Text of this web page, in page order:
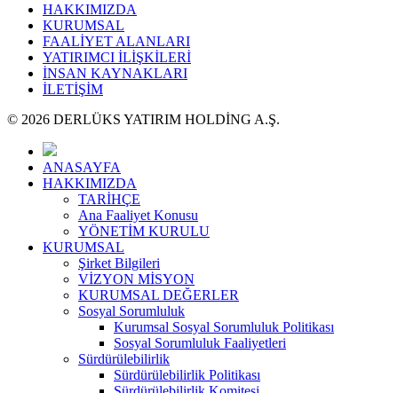
HAKKIMIZDA
KURUMSAL
FAALİYET ALANLARI
YATIRIMCI İLİŞKİLERİ
İNSAN KAYNAKLARI
İLETİŞİM
© 2026 DERLÜKS YATIRIM HOLDİNG A.Ş.
ANASAYFA
HAKKIMIZDA
TARİHÇE
Ana Faaliyet Konusu
YÖNETİM KURULU
KURUMSAL
Şirket Bilgileri
VİZYON MİSYON
KURUMSAL DEĞERLER
Sosyal Sorumluluk
Kurumsal Sosyal Sorumluluk Politikası
Sosyal Sorumluluk Faaliyetleri
Sürdürülebilirlik
Sürdürülebilirlik Politikası